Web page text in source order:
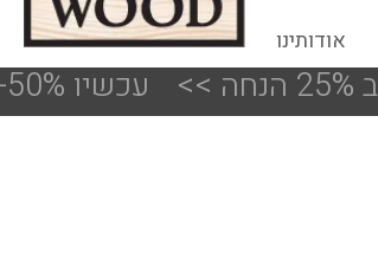
אודותינו
!!! עכשיו 50%-30% הנחה על פריטים מעודפים ותצוגות הסניפים <<